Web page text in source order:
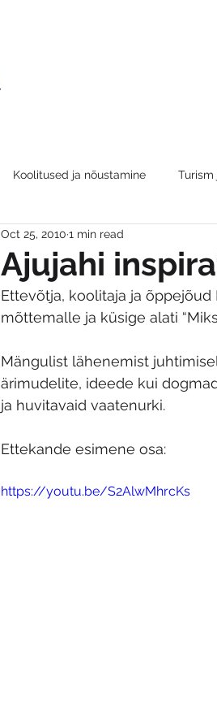
Koolitused ja nõustamine Turism
Ajujahi
Oct 25, 2010 1 min read
Ettevõtja, koolitaja ja
mõttemalle ja küsige alati “Miks
Mängulist lähenemist
ärimudelite, ideede kui
ja huvitavaid vaatenurki.
Ettekande esimene osa:
https://youtu.be/S2AlwMhrcKs